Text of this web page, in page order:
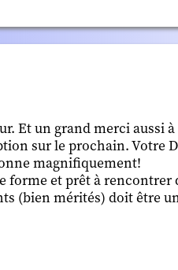
Et un grand merci aussi
sur le prochain. Votre
magnifiquement!
et prêt à rencontrer
(bien mérités) doit être